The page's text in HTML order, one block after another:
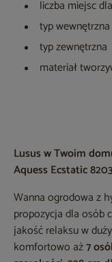
liczba miejsc
typ wewnętrzna
typ zewnętrzna
materiał
Lusus w Twoim
Aquess Ecstatic 8203
Wanna ogrodowa z
propozycja dla osób
jakość relaksu w
komfortowo aż7